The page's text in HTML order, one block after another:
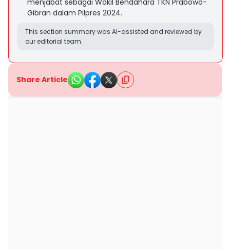
menjabat sebagai Wakil Bendahara TKN Prabowo-
Gibran dalam Pilpres 2024.
This section summary was AI-assisted and reviewed by
our editorial team.
Share Article